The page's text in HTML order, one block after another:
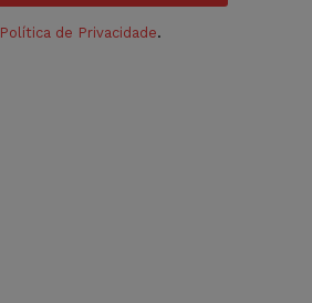
Política de Privacidade.